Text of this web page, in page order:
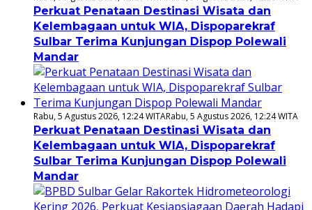
Perkuat Penataan Destinasi Wisata dan
Kelembagaan untuk WIA, Dispoparekraf
Sulbar Terima Kunjungan Dispop Polewali
Mandar
Rabu, 5 Agustus 2026, 12:24 WITARabu, 5 Agustus 2026, 12:24 WITA
Perkuat Penataan Destinasi Wisata dan
Kelembagaan untuk WIA, Dispoparekraf
Sulbar Terima Kunjungan Dispop Polewali
Mandar